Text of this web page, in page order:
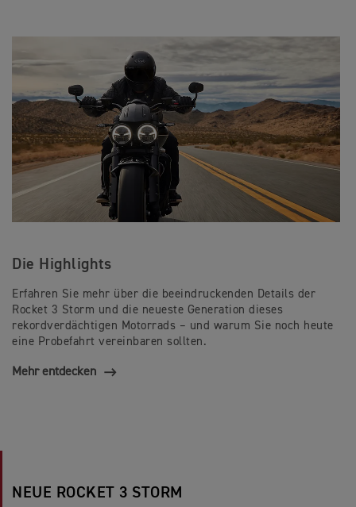
Die Highlights
Erfahren Sie mehr über die beeindruckenden Details der
Rocket 3 Storm und die neueste Generation dieses
rekordverdächtigen Motorrads – und warum Sie noch heute
eine Probefahrt vereinbaren sollten.
Mehr entdecken
NEUE ROCKET 3 STORM